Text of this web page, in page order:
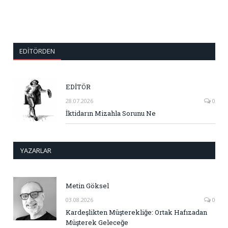
EDITÖRDEN
EDİTÖR
28.07.2026 0
İktidarın Mizahla Sorunu Ne
YAZARLAR
Metin Göksel
03.08.2026 0
Kardeşlikten Müşterekliğe: Ortak Hafızadan
Müşterek Geleceğe